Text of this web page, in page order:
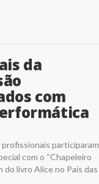
da
com
participaram
com o “Chapeleiro
do livro Alice no País das